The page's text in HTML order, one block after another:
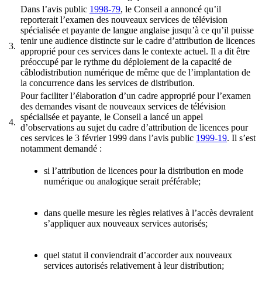
3.
Dans l’avis public 1998-79, le Conseil a annoncé qu’il
reporterait l’examen des nouveaux services de télévision
spécialisée et payante de langue anglaise jusqu’à ce qu’il puisse
tenir une audience distincte sur le cadre d’attribution de licences
approprié pour ces services dans le contexte actuel. Il a dit être
préoccupé par le rythme du déploiement de la capacité de
câblodistribution numérique de même que de l’implantation de
la concurrence dans les services de distribution.
4.
Pour faciliter l’élaboration d’un cadre approprié pour l’examen
des demandes visant de nouveaux services de télévision
spécialisée et payante, le Conseil a lancé un appel
d’observations au sujet du cadre d’attribution de licences pour
ces services le 3 février 1999 dans l’avis public 1999-19. Il s’est
notamment demandé :
si l’attribution de licences pour la distribution en mode
numérique ou analogique serait préférable;
dans quelle mesure les règles relatives à l’accès devraient
s’appliquer aux nouveaux services autorisés;
quel statut il conviendrait d’accorder aux nouveaux
services autorisés relativement à leur distribution;